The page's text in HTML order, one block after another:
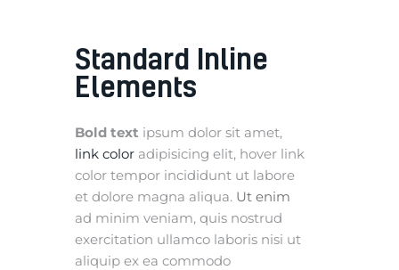
Standard Inline
Elements
Bold text ipsum dolor sit amet,
link color adipisicing elit, hover link
color tempor incididunt ut labore
et dolore magna aliqua. Ut enim
ad minim veniam, quis nostrud
exercitation ullamco laboris nisi ut
aliquip ex ea commodo